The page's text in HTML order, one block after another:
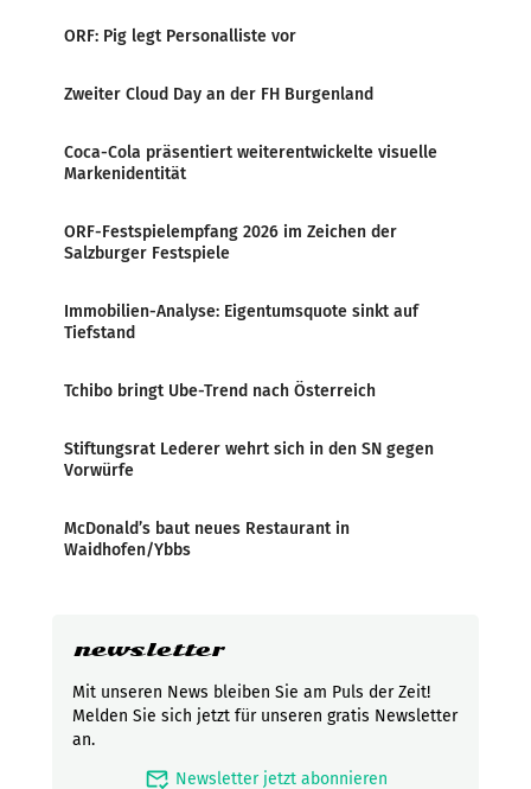
ORF: Pig legt Personalliste vor
Zweiter Cloud Day an der FH Burgenland
Coca-Cola präsentiert weiterentwickelte visuelle
Markenidentität
ORF-Festspielempfang 2026 im Zeichen der
Salzburger Festspiele
Immobilien-Analyse: Eigentumsquote sinkt auf
Tiefstand
Tchibo bringt Ube-Trend nach Österreich
Stiftungsrat Lederer wehrt sich in den SN gegen
Vorwürfe
McDonald’s baut neues Restaurant in
Waidhofen/Ybbs
newsletter
Mit unseren News bleiben Sie am Puls der Zeit!
Melden Sie sich jetzt für unseren gratis Newsletter
an.
mark_email_read Newsletter jetzt abonnieren